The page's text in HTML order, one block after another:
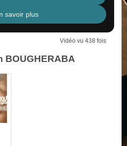
savoir plus
Vidéo vu 438 fois
BOUGHERABA